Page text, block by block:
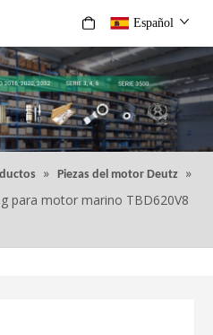
Español
» Piezas del motor Deutz »
para motor marino TBD620V8